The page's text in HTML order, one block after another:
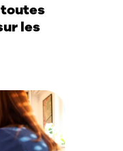
les